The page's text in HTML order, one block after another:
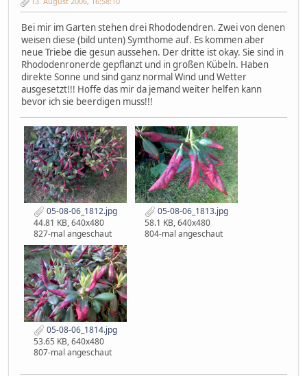
Bei mir im Garten stehen drei Rhododendren. Zwei von denen
weisen diese (bild unten) Symthome auf. Es kommen aber
neue Triebe die gesun aussehen. Der dritte ist okay. Sie sind in
Rhododenronerde gepflanzt und in großen Kübeln. Haben
direkte Sonne und sind ganz normal Wind und Wetter
ausgesetzt!!! Hoffe das mir da jemand weiter helfen kann
bevor ich sie beerdigen muss!!!
05-08-06_1812.jpg
44.81 KB, 640x480
827-mal angeschaut
05-08-06_1813.jpg
58.1 KB, 640x480
804-mal angeschaut
05-08-06_1814.jpg
53.65 KB, 640x480
807-mal angeschaut